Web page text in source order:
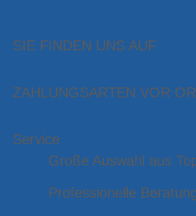
SIE FINDEN UNS AUF
ZAHLUNGSARTEN VOR
Service
Große Auswahl aus
Professionelle